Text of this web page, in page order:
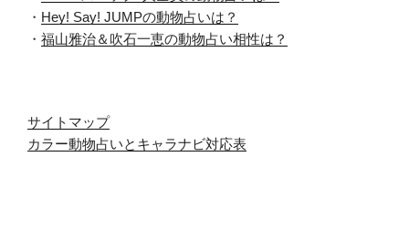
・ Hey! Say! JUMPの動物占いは？
・ 福山雅治＆吹石一恵の動物占い相性は？
サイトマップ
カラー動物占いとキャラナビ対応表